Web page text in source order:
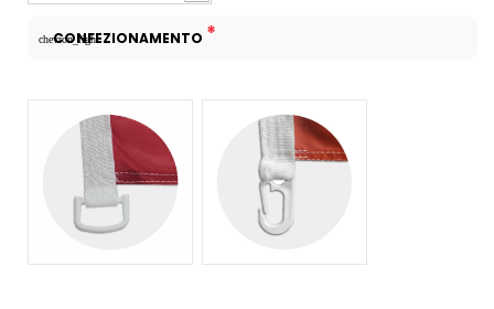
chevron_right
CONFEZIONAMENTO *